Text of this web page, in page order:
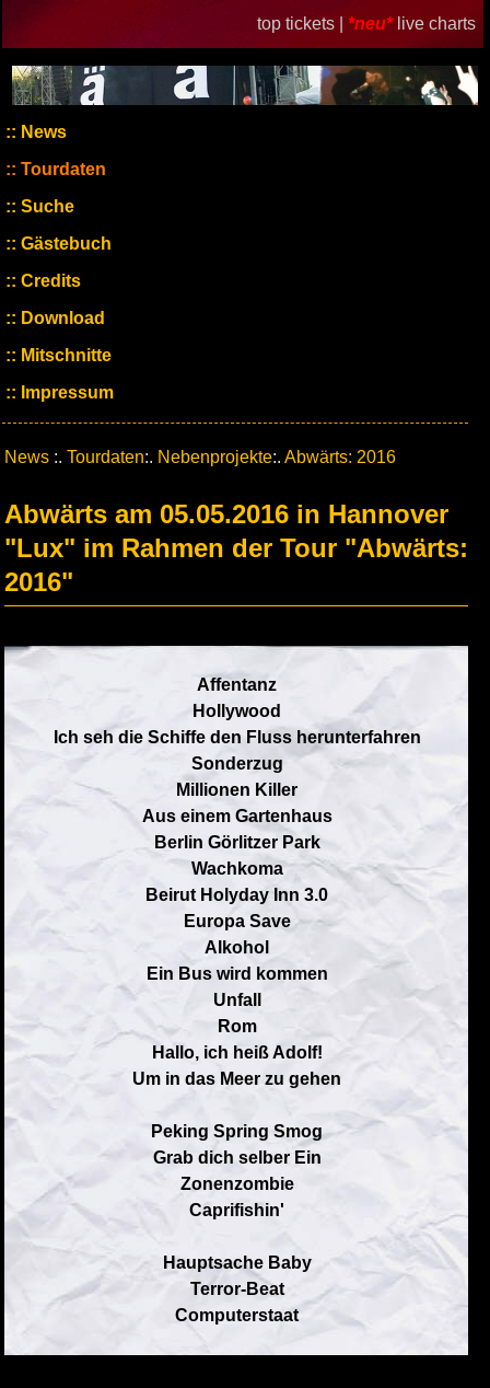
top tickets | *neu* live charts
News
Tourdaten
Suche
Gästebuch
Credits
Download
Mitschnitte
Impressum
News :. Tourdaten:. Nebenprojekte:. Abwärts: 2016
Abwärts am 05.05.2016 in Hannover
"Lux" im Rahmen der Tour "Abwärts:
2016"
Affentanz
Hollywood
Ich seh die Schiffe den Fluss herunterfahren
Sonderzug
Millionen Killer
Aus einem Gartenhaus
Berlin Görlitzer Park
Wachkoma
Beirut Holyday Inn 3.0
Europa Save
Alkohol
Ein Bus wird kommen
Unfall
Rom
Hallo, ich heiß Adolf!
Um in das Meer zu gehen
Peking Spring Smog
Grab dich selber Ein
Zonenzombie
Caprifishin'
Hauptsache Baby
Terror-Beat
Computerstaat